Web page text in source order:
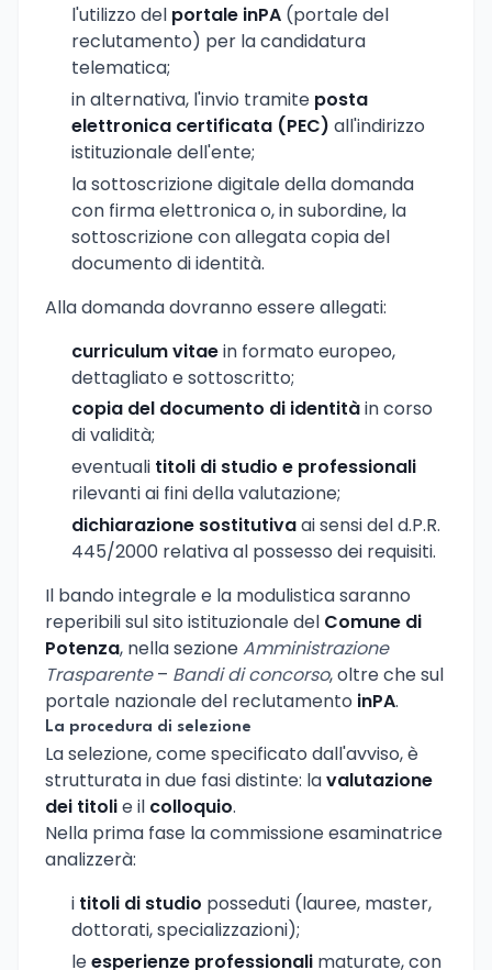
l'utilizzo del portale inPA (portale del
reclutamento) per la candidatura
telematica;
in alternativa, l'invio tramite posta
elettronica certificata (PEC) all'indirizzo
istituzionale dell'ente;
la sottoscrizione digitale della domanda
con firma elettronica o, in subordine, la
sottoscrizione con allegata copia del
documento di identità.
Alla domanda dovranno essere allegati:
curriculum vitaein formato europeo,
dettagliato e sottoscritto;
copia del documento di identitàin corso
di validità;
eventuali titoli di studio e professionali
rilevanti ai fini della valutazione;
dichiarazione sostitutivaai sensi del d.P.R.
445/2000 relativa al possesso dei requisiti.
Il bando integrale e la modulistica saranno
reperibili sul sito istituzionale del Comune di
Potenza, nella sezioneAmministrazione
Trasparente– Bandi di concorso, oltre che sul
portale nazionale del reclutamento inPA.
La procedura di selezione
La selezione, come specificato dall'avviso, è
strutturata in due fasi distinte: lavalutazione
dei titolie il colloquio.
Nella prima fase la commissione esaminatrice
analizzerà:
i titoli di studio posseduti (lauree, master,
dottorati, specializzazioni);
leesperienze professionali maturate, con